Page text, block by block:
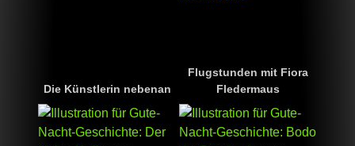
Die Künstlerin nebenan
Flugstunden mit Fiora
Fledermaus